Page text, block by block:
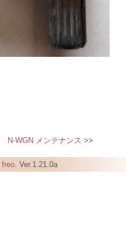
N-WGN メンテナンス
freo. Ver.1.21.0a